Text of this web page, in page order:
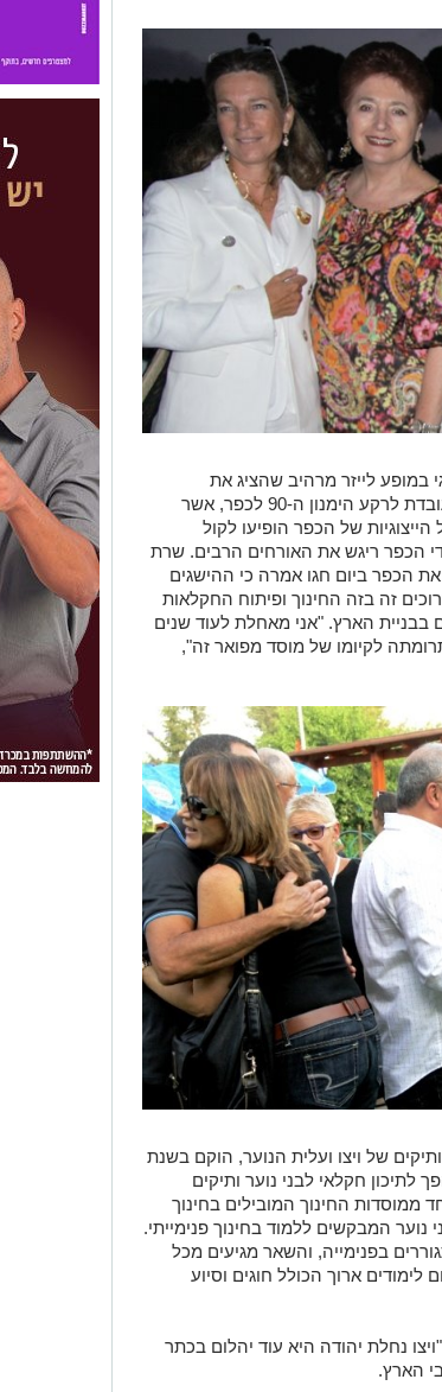
לייזר מרהיב שהציג את
ההיסטוריה של הכפר ושל ההתיישבות העובדת לרקע הימנון ה-90 לכפר, אשר
של הכפר הופיעו לקול
הכפר ריגש את האורחים הרבים. שרת
הכפר ביום חגו אמרה כי ההישגים
זה בזה החינוך ופיתוח החקלאות
בבניית הארץ. "אני מאחלת לעוד שנים
לקיומו של מוסד מפואר זה",
של ויצו ועלית הנוער, הוקם בשנת
לתיכון חקלאי לבני נוער ותיקים
ממוסדות החינוך המובילים בחינוך
נוער המבקשים ללמוד בחינוך פנימייתי.
תלמידים, 230 מהם מתגוררים בפנימייה, והשאר מגיעים מכל
לימודים ארוך הכולל חוגים וסיוע
נחלת יהודה היא עוד יהלום בכתר